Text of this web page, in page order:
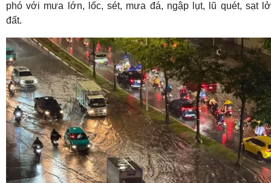
phó với mưa lớn, lốc, sét, mưa đá, ngập lụt, lũ quét, sạt lở
đất.